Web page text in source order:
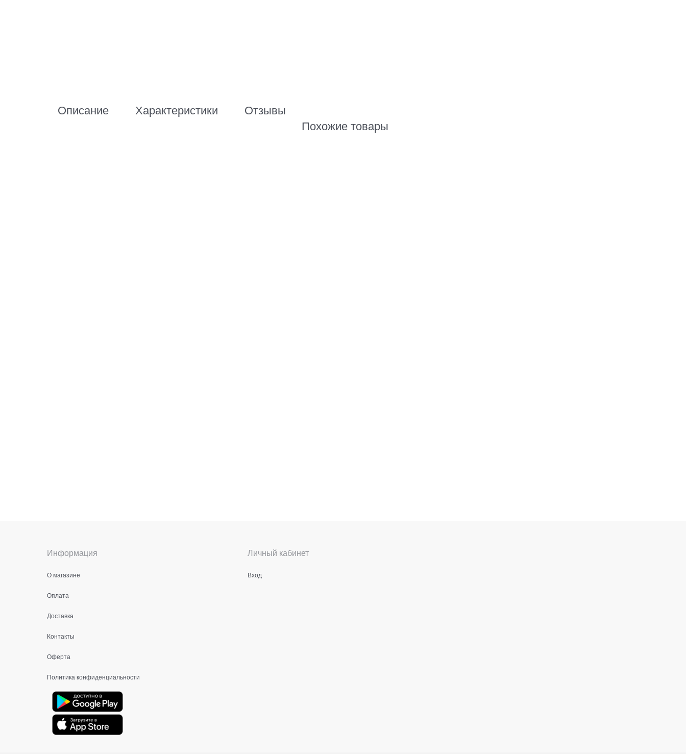
Описание Характеристики
Отзывы
Похожие товары
Информация
О магазине
Оплата
Доставка
Контакты
Оферта
Политика конфиденциальности
Личный кабинет
Вход